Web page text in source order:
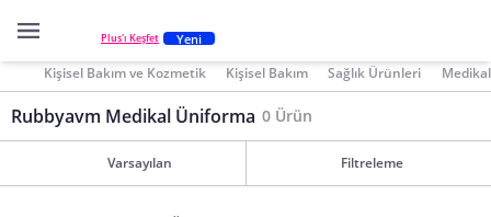
Plus'ı Keşfet Yeni
Kişisel Bakım ve Kozmetik Kişisel Bakım Sağlık Ürünleri
Rubbyavm Medikal Üniforma 0 Ürün
Varsayılan Filtreleme